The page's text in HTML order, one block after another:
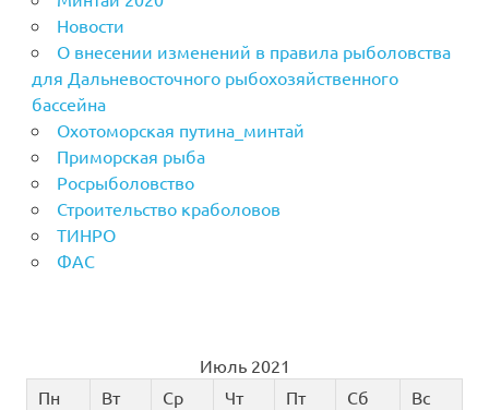
Новости
О внесении изменений в правила рыболовства
для Дальневосточного рыбохозяйственного
бассейна
Охотоморская путина_минтай
Приморская рыба
Росрыболовство
Строительство краболовов
ТИНРО
ФАС
Июль 2021
Пн
Вт Ср Чт Пт Сб
Вс